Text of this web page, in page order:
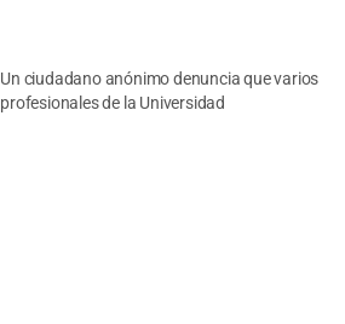
Un ciudadano anónimo denuncia que varios
profesionales de la Universidad